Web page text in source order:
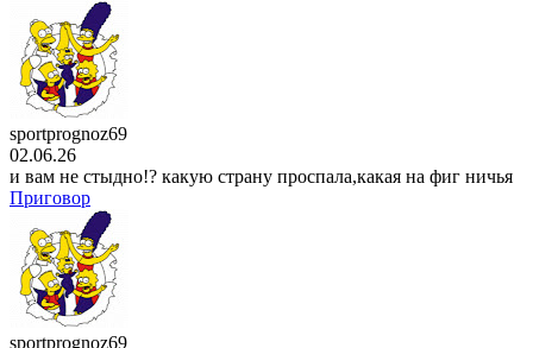
sportprognoz69
02.06.26
и вам не стыдно!? какую страну проспала,какая на фиг ничья
Приговор
sportprognoz69